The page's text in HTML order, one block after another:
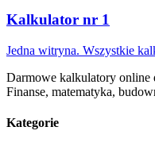
Kalkulator nr 1
Jedna witryna. Wszystkie
Darmowe kalkulatory online
Finanse, matematyka,
Kategorie